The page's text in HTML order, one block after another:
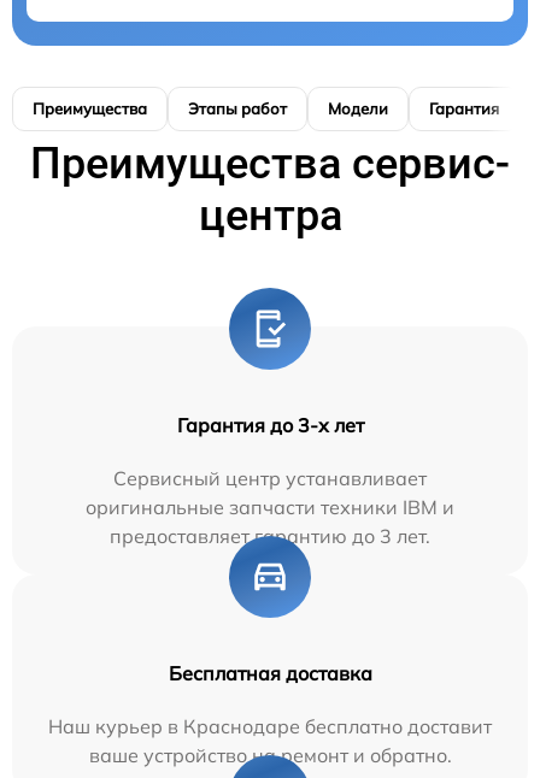
Преимущества Этапы работ Модели Гарантия
Преимущества сервис-
центра
Гарантия до 3-х лет
Сервисный центр устанавливает
оригинальные запчасти техники IBM и
предоставляет гарантию до 3 лет.
Бесплатная доставка
Наш курьер в Краснодаре бесплатно доставит
ваше устройство на ремонт и обратно.